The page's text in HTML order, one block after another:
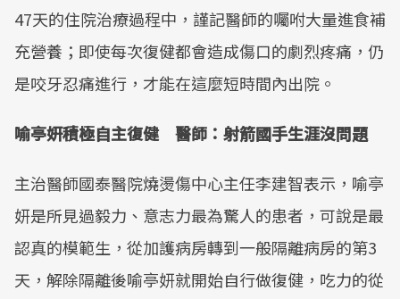
47天的住院治療過程中，謹記醫師的囑咐大量進食補
充營養；即使每次復健都會造成傷口的劇烈疼痛，仍
是咬牙忍痛進行，才能在這麼短時間內出院。
喻亭妍積極自主復健 醫師：射箭國手生涯沒問題
主治醫師國泰醫院燒燙傷中心主任李建智表示，喻亭
妍是所見過毅力、意志力最為驚人的患者，可說是最
認真的模範生，從加護病房轉到一般隔離病房的第3
天，解除隔離後喻亭妍就開始自行做復健，吃力的從